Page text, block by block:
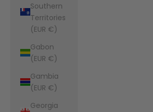
Southern
Territories
(EUR €)
Gabon
(EUR €)
Gambia
(EUR €)
Georgia